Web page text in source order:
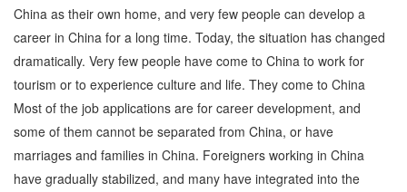
China as their own home, and very few people can develop a
career in China for a long time. Today, the situation has changed
dramatically. Very few people have come to China to work for
tourism or to experience culture and life. They come to China
Most of the job applications are for career development, and
some of them cannot be separated from China, or have
marriages and families in China. Foreigners working in China
have gradually stabilized, and many have integrated into the